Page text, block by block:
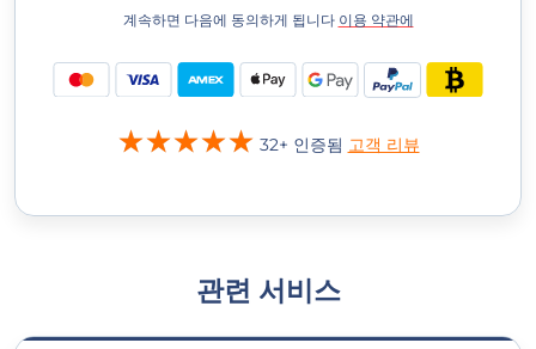
계속하면 다음에 동의하게 됩니다 이용 약관에
32+ 인증됨 고객 리뷰
관련 서비스